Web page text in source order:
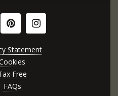
Statement
Free
FAQs